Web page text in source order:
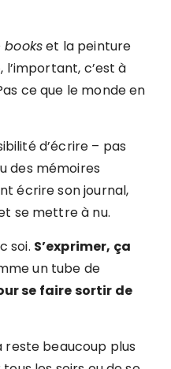
et la peinture
c’est à
ce que le monde en
d’écrire – pas
des mémoires
écrire son journal,
se mettre à nu.
soi. S’exprimer, ça
un tube de
se faire sortir de
reste beaucoup plus